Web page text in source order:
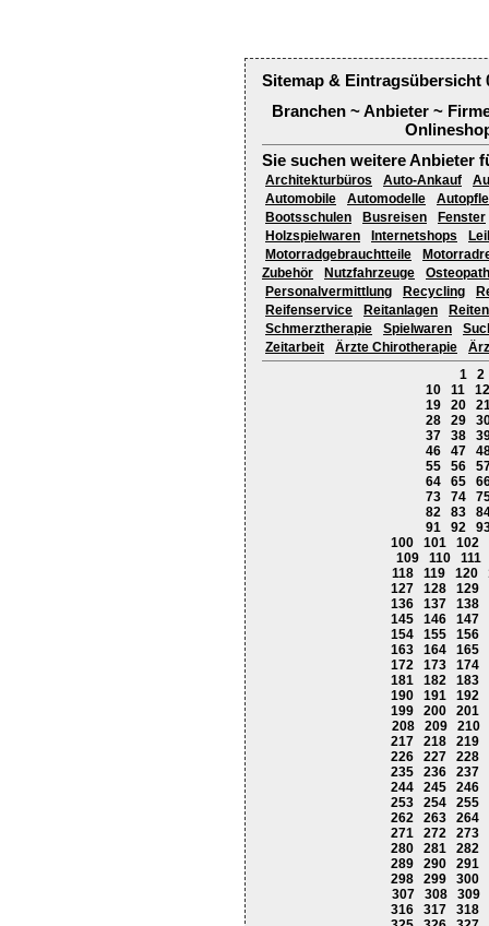
Sitemap & Eintragsübersicht
Branchen ~ Anbieter ~
Sie suchen weitere Anbieter
Architekturbüros Auto-Ankauf
Automobile
Automodelle
Bootsschulen
Busreisen
Fenster
Holzspielwaren
Internetshops
Motorradgebrauchtteile
Zubehör
Nutzfahrzeuge
Personalvermittlung
Recycling
Reifenservice
Reitanlagen
Reiten
Schmerztherapie
Spielwaren
Zeitarbeit
Ärzte Chirotherapie
1
2
10
11
12
19
20
28
29
37
38
46
47
55
56
64
65
73
74
82
83
91
92
100
101
102
109
110
111
118
119 120
127
128
129
136
137
138
145
146
147
154
155
156
163
164
165
172
173
174
181
182
183
190
191
192
199
200
201
208
209
210
217
218
219
226
227
228
235
236
237
244
245
246
253
254
255
262
263
264
271
272
273
280
281
282
289
290
291
298
299
300
307
308
309
316
317
318